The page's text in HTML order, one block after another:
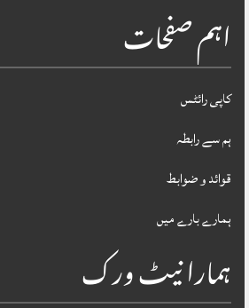
اہم صفحات
کاپی رائٹس
ہم سے رابطہ
قوائد و ضوابط
ہمارے بارے میں
ہمارا نیٹ ورک